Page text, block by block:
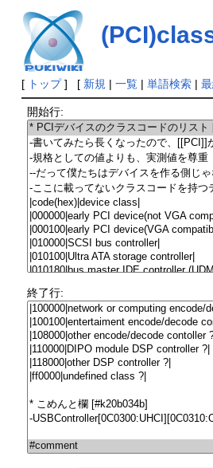
[ トップ] [ 新規 | 一覧| 単語検索|
開始行:
終了行: